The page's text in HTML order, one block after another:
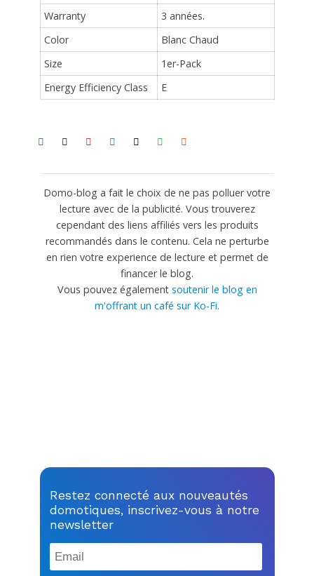
Warranty
3 années.
Color
Blanc Chaud
Size
1er-Pack
Energy Efficiency Class
E
Domo-blog a fait le choix de ne pas polluer votre
lecture avec de la publicité. Vous trouverez
cependant des liens affiliés vers les produits
recommandés dans le contenu. Cela ne perturbe
en rien votre experience de lecture et permet de
financer le blog.
Vous pouvez également soutenir le blog en
m'offrant un café sur Ko-Fi.
Restez connecté aux nouveautés
domotiques, inscrivez-vous à notre
newsletter